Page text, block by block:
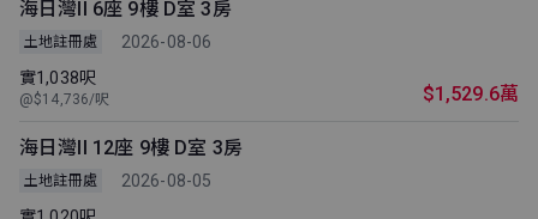
海日灣II 6座 9樓 D室 3房
土地註冊處
2026-08-06
實1,038呎
@$14,736/呎 $1,529.6萬
海日灣II 12座 9樓 D室 3房
土地註冊處
2026-08-05